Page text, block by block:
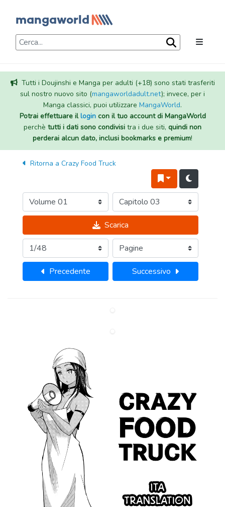
Tutti i Doujinshi e Manga per adulti (+18) sono stati trasferiti
sul nostro nuovo sito (mangaworldadult.net); invece, per i
Manga classici, puoi utilizzare MangaWorld.
Potrai effettuare illogincon il tuo account di MangaWorld
perchè tutti i dati sono condivisi tra i due siti, quindi non
perderai alcun dato, inclusi bookmarks e premium!
Ritorna a Crazy Food Truck
Scarica
Precedente Successivo